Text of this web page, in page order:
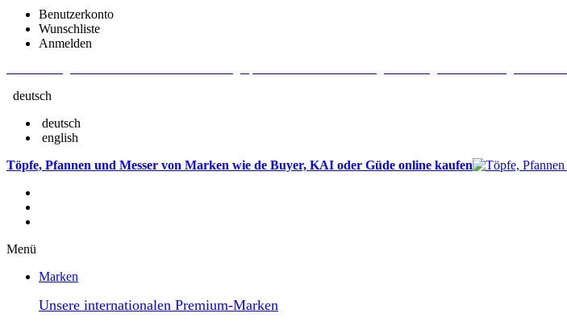
Benutzerkonto
Wunschliste
Anmelden
deutsch
deutsch
english
Töpfe, Pfannen und Messer von Marken wie de Buyer, KAI oder Güde online kaufen
Menü
Marken
Unsere internationalen Premium-Marken